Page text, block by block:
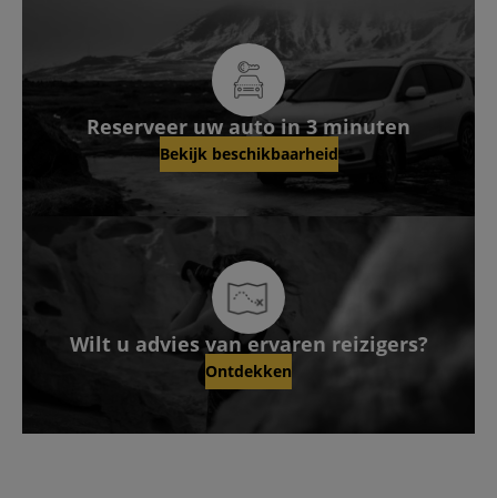
Reserveer uw auto in 3 minuten
Bekijk beschikbaarheid
Wilt u advies van ervaren reizigers?
Ontdekken